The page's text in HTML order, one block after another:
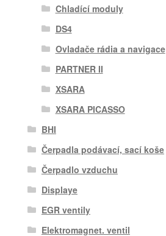
Chladící moduly
DS4
Ovladače rádia a navigace
PARTNER II
XSARA
XSARA PICASSO
BHI
Čerpadla podávací, sací koše
Čerpadlo vzduchu
Displaye
EGR ventily
Elektromagnet. ventil